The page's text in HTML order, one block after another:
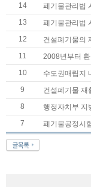
14
폐기물관리법
13
폐기물관리법
12
건설폐기물의
11
2008년부터
10
수도권매립지
9
건설폐기물 재
8
행정자치부 지
7
폐기물공정시